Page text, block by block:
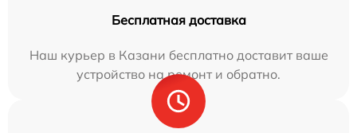
Бесплатная доставка
Наш курьер в Казани бесплатно доставит ваше
устройство на ремонт и обратно.